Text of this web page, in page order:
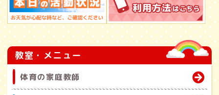
教室・メニュー
体育の家庭教師